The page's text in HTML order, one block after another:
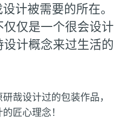
计被需要的所在。
仅是一个很会设计
计概念来过生活的
哉设计过的包装作品，
匠心理念！